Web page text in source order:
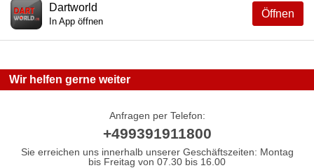
Öffnen
Dartworld
In App öffnen
Wir helfen gerne weiter
Anfragen per Telefon:
+499391911800
Sie erreichen uns innerhalb unserer Geschäftszeiten: Montag
bis Freitag von 07.30 bis 16.00